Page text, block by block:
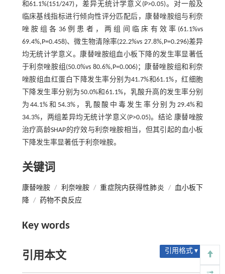
和61.1%(151/247)，差异无统计学意义(P>0.05)。对一般及
临床基线指标进行倾向性评分匹配后，康替唑胺组与利奈
唑胺组各36例患者，两组间临床有效率(61.1%vs
69.4%,P=0.458)、微生物清除率(22.2%vs 27.8%,P=0.296)差异
均无统计学意义。康替唑胺组血小板下降的发生率显著低
于利奈唑胺组(50.0%vs 80.6%,P=0.006)；康替唑胺组和利奈
唑胺组血红蛋白下降发生率分别为41.7%和61.1%，红细胞
下降发生率分别为50.0%和61.1%，乳酸升高的发生率分别
为44.1%和54.3%，乳酸酸中毒发生率分别为29.4%和
34.3%，两组差异均无统计学意义(P>0.05)。结论 康替唑胺
治疗高龄SHAP的疗效与利奈唑胺相当，但其引起的血小板
下降发生率显著低于利奈唑胺。
关键词
康替唑胺 / 利奈唑胺 / 重症院内获得性肺炎 /
血小板下
降 / 药物不良反应
Key words
引用本文 引用格式 ▾